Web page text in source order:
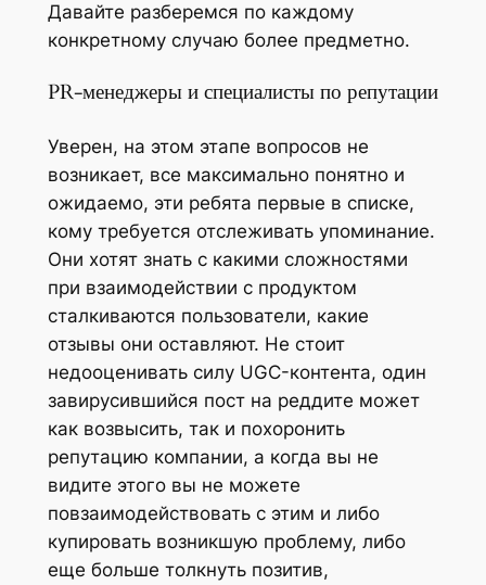
Давайте разберемся по каждому
конкретному случаю более предметно.
PR-менеджеры и специалисты по репутации
Уверен, на этом этапе вопросов не
возникает, все максимально понятно и
ожидаемо, эти ребята первые в списке,
кому требуется отслеживать упоминание.
Они хотят знать с какими сложностями
при взаимодействии с продуктом
сталкиваются пользователи, какие
отзывы они оставляют. Не стоит
недооценивать силу UGC-контента, один
завирусившийся пост на реддите может
как возвысить, так и похоронить
репутацию компании, а когда вы не
видите этого вы не можете
повзаимодействовать с этим и либо
купировать возникшую проблему, либо
еще больше толкнуть позитив,